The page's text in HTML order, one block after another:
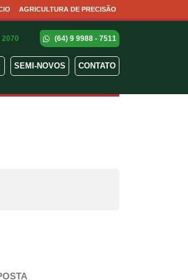
AGRICULTURA DE PRECISÃO
2070 (64) 9 9988 - 7511
SEMI-NOVOS CONTATO